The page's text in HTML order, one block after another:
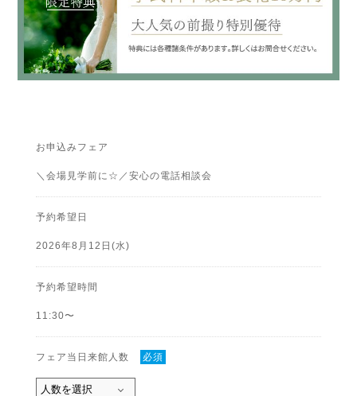
お申込みフェア
＼会場見学前に☆／安心の電話相談会
予約希望日
2026年8月12日(水)
予約希望時間
11:30〜
フェア当日来館人数 必須